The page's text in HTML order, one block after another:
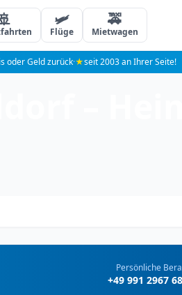
🛩️
Flüge
🚕
Mietwagen
oder Geld zurück·★seit 2003 an Ihrer Seite!
Persönliche
+49 991 2967